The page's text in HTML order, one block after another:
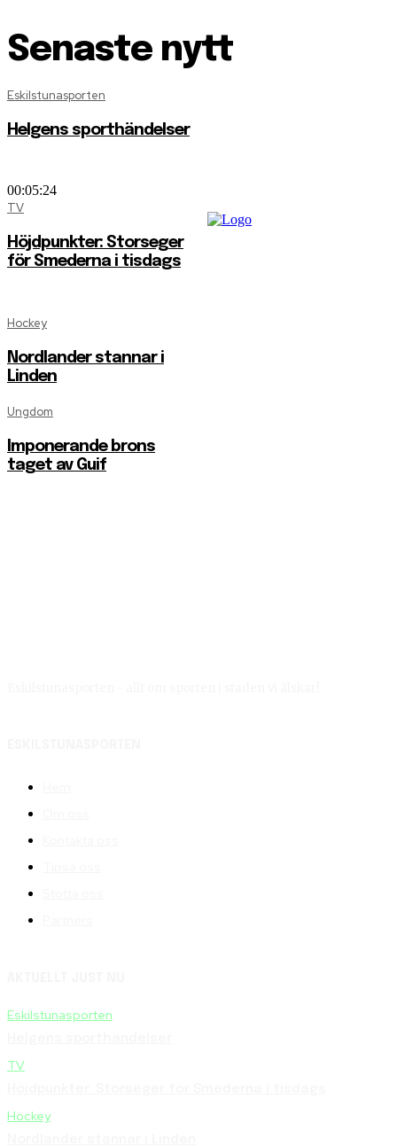
Senaste nytt
Eskilstunasporten
Helgens sporthändelser
00:05:24
TV
Höjdpunkter: Storseger
för Smederna i tisdags
Hockey
Nordlander stannar i
Linden
Ungdom
Imponerande brons
taget av Guif
Eskilstunasporten
TV
Hockey